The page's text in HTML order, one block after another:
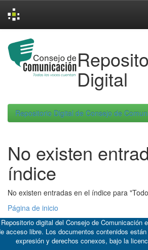
navigation
Digital
Repositorio Digital de Consejo de
No existen
índice
No existen entradas en el índice para
Página de inicio
digital del Consejo de Comunicación
acceso libre. Los documentos contenidos
expresión y derechos conexos, bajo la